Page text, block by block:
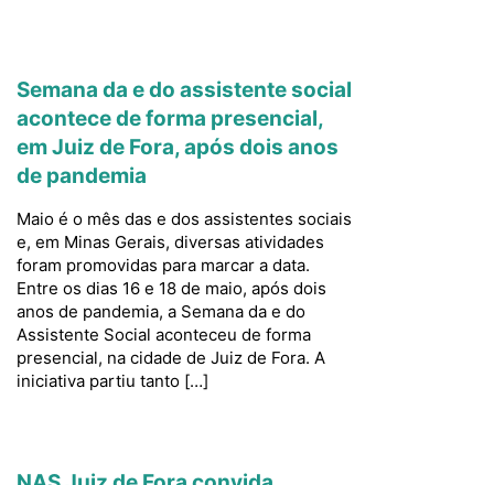
Semana da e do assistente social
acontece de forma presencial,
em Juiz de Fora, após dois anos
de pandemia
Maio é o mês das e dos assistentes sociais
e, em Minas Gerais, diversas atividades
foram promovidas para marcar a data.
Entre os dias 16 e 18 de maio, após dois
anos de pandemia, a Semana da e do
Assistente Social aconteceu de forma
presencial, na cidade de Juiz de Fora. A
iniciativa partiu tanto […]